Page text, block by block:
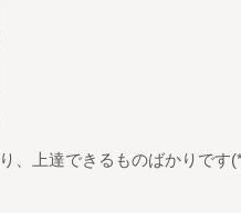
、上達できるものばかりで